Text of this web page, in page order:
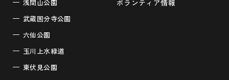
浅間山公園
武蔵国分寺公園
六仙公園
玉川上水緑道
東伏見公園
ボランティア情報